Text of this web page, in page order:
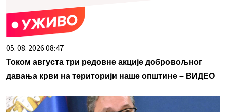
05. 08. 2026 08:47
Током августа три редовне акције добровољног
давања крви на територији наше општине – ВИДЕО